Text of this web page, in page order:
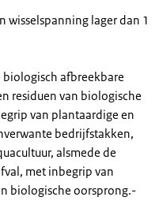
wisselspanning lager dan 1
biologisch afbreekbare
residuen van biologische
van plantaardige en
bedrijfstakken,
alsmede de
met inbegrip van
biologische oorsprong.-